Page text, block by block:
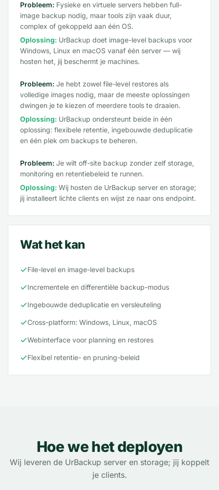
Probleem: Fysieke en virtuele servers hebben full-
image backup nodig, maar tools zijn vaak duur,
complex of gekoppeld aan één OS.
Oplossing: UrBackup doet image-level backups voor
Windows, Linux en macOS vanaf één server — wij
hosten het, jij beschermt je machines.
Probleem: Je hebt zowel file-level restores als
volledige images nodig, maar de meeste oplossingen
dwingen je te kiezen of meerdere tools te draaien.
Oplossing: UrBackup ondersteunt beide in één
oplossing: flexibele retentie, ingebouwde deduplicatie
en één plek om backups te beheren.
Probleem: Je wilt off-site backup zonder zelf storage,
monitoring en retentiebeleid te runnen.
Oplossing: Wij hosten de UrBackup server en storage;
jij installeert lichte clients en wijst ze naar ons endpoint.
Wat het kan
File-level en image-level backups
Incrementele en differentiële backup-modus
Ingebouwde deduplicatie en versleuteling
Cross-platform: Windows, Linux, macOS
Webinterface voor planning en restores
Flexibel retentie- en pruning-beleid
Hoe we het deployen
Wij leveren de UrBackup server en storage; jij koppelt
je clients.